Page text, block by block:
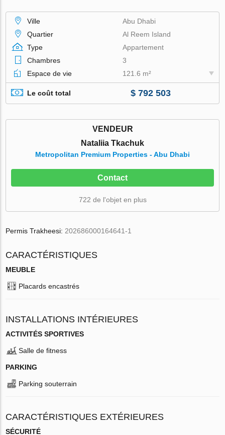
Ville
Abu Dhabi
Quartier
Al Reem Island
Type
Appartement
Chambres
3
Espace de vie
121.6 m²
Le coût total $ 792 503
VENDEUR
Nataliia Tkachuk
Metropolitan Premium Properties - Abu Dhabi
Contact
722 de l'objet en plus
Permis Trakheesi: 202686000164641-1
CARACTÉRISTIQUES
MEUBLE
Placards encastrés
INSTALLATIONS INTÉRIEURES
ACTIVITÉS SPORTIVES
Salle de fitness
PARKING
Parking souterrain
CARACTÉRISTIQUES EXTÉRIEURES
SÉCURITÉ